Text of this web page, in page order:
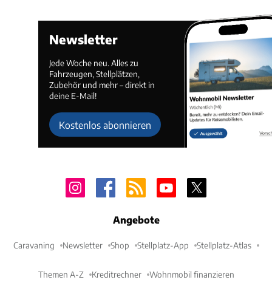
Newsletter
Jede Woche neu. Alles zu
Fahrzeugen, Stellplätzen,
Zubehör und mehr – direkt in
deine E-Mail!
Kostenlos abonnieren
Angebote
Caravaning Newsletter Shop Stellplatz-App Stellplatz-Atlas
Themen A-Z Kreditrechner Wohnmobil finanzieren